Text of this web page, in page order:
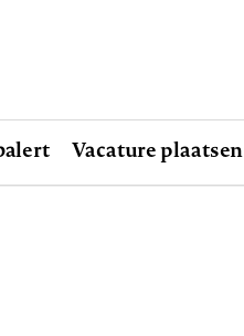
Vacature plaatsen